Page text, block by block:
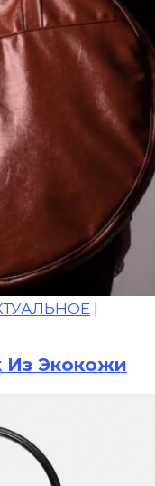
Экокожи